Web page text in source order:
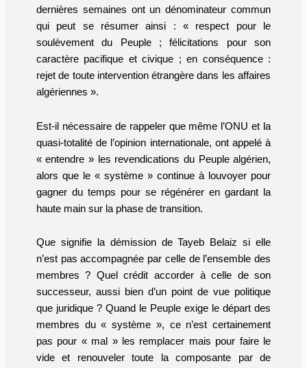
dernières semaines ont un dénominateur commun
qui peut se résumer ainsi : « respect pour le
soulèvement du Peuple ; félicitations pour son
caractère pacifique et civique ; en conséquence :
rejet de toute intervention étrangère dans les affaires
algériennes ».
Est-il nécessaire de rappeler que même l’ONU et la
quasi-totalité de l’opinion internationale, ont appelé à
« entendre » les revendications du Peuple algérien,
alors que le « système » continue à louvoyer pour
gagner du temps pour se régénérer en gardant la
haute main sur la phase de transition.
Que signifie la démission de Tayeb Belaiz si elle
n’est pas accompagnée par celle de l’ensemble des
membres ? Quel crédit accorder à celle de son
successeur, aussi bien d’un point de vue politique
que juridique ? Quand le Peuple exige le départ des
membres du « système », ce n’est certainement
pas pour « mal » les remplacer mais pour faire le
vide et renouveler toute la composante par de